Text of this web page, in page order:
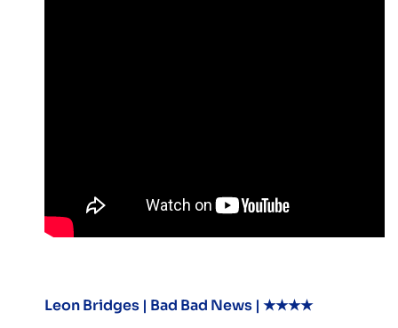
Leon Bridges | Bad Bad News | ★★★★